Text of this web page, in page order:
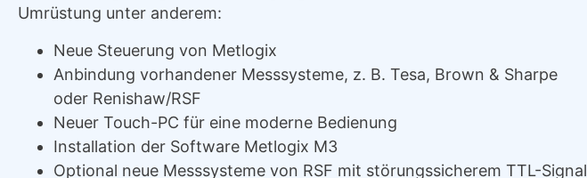
Umrüstung unter anderem:
Neue Steuerung von Metlogix
Anbindung vorhandener Messsysteme, z. B. Tesa, Brown & Sharpe
oder Renishaw/RSF
Neuer Touch-PC für eine moderne Bedienung
Installation der Software Metlogix M3
Optional neue Messsysteme von RSF mit störungssicherem TTL-Signal